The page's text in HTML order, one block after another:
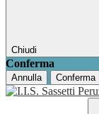
Chiudi
Conferma
Annulla Conferma